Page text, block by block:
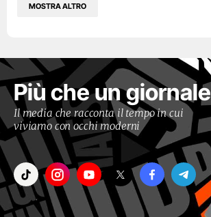
MOSTRA ALTRO
Più che un giornale
Il media che racconta il tempo in cui
viviamo con occhi moderni